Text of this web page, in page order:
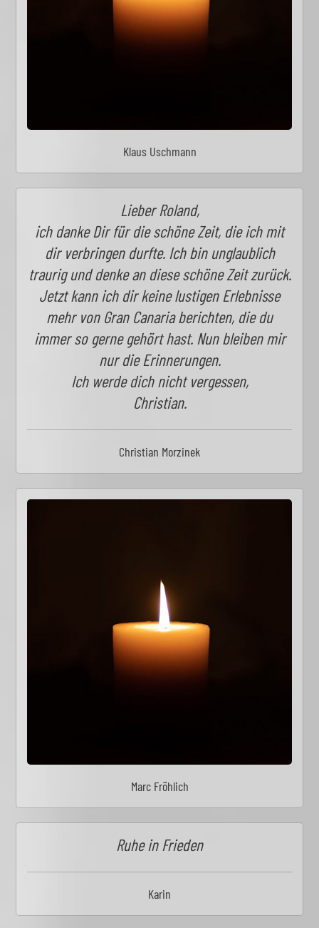
Klaus Uschmann
Lieber Roland,
ich danke Dir für die schöne Zeit, die ich mit
dir verbringen durfte. Ich bin unglaublich
traurig und denke an diese schöne Zeit zurück.
Jetzt kann ich dir keine lustigen Erlebnisse
mehr von Gran Canaria berichten, die du
immer so gerne gehört hast. Nun bleiben mir
nur die Erinnerungen.
Ich werde dich nicht vergessen,
Christian.
Christian Morzinek
Marc Fröhlich
Ruhe in Frieden
Karin